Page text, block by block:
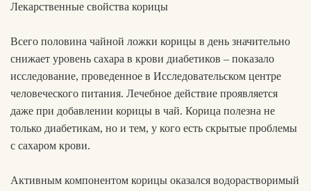
Лекарственные свойства корицы
Всего половина чайной ложки корицы в день значительно
снижает уровень сахара в крови диабетиков – показало
исследование, проведенное в Исследовательском центре
человеческого питания. Лечебное действие проявляется
даже при добавлении корицы в чай. Корица полезна не
только диабетикам, но и тем, у кого есть скрытые проблемы
с сахаром крови.
Активным компонентом корицы оказался водорастворимый